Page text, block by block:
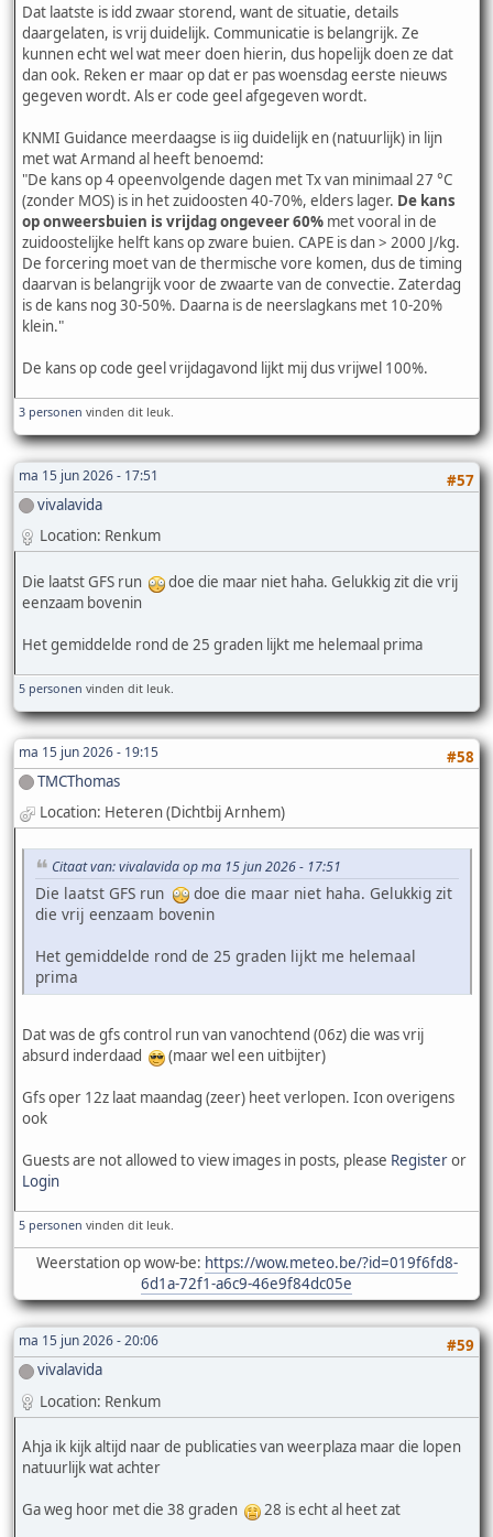
Dat laatste is idd zwaar storend, want de situatie, details
daargelaten, is vrij duidelijk. Communicatie is belangrijk. Ze
kunnen echt wel wat meer doen hierin, dus hopelijk doen ze dat
dan ook. Reken er maar op dat er pas woensdag eerste nieuws
gegeven wordt. Als er code geel afgegeven wordt.
KNMI Guidance meerdaagse is iig duidelijk en (natuurlijk) in lijn
met wat Armand al heeft benoemd:
"De kans op 4 opeenvolgende dagen met Tx van minimaal 27 °C
(zonder MOS) is in het zuidoosten 40-70%, elders lager. De kans
op onweersbuien is vrijdag ongeveer 60% met vooral in de
zuidoostelijke helft kans op zware buien. CAPE is dan > 2000 J/kg.
De forcering moet van de thermische vore komen, dus de timing
daarvan is belangrijk voor de zwaarte van de convectie. Zaterdag
is de kans nog 30-50%. Daarna is de neerslagkans met 10-20%
klein."
De kans op code geel vrijdagavond lijkt mij dus vrijwel 100%.
3 personen vinden dit leuk.
ma 15 jun 2026 - 17:51
#57
vivalavida
Location: Renkum
Die laatst GFS run
doe die maar niet haha. Gelukkig zit die vrij
eenzaam bovenin
Het gemiddelde rond de 25 graden lijkt me helemaal prima
5 personen vinden dit leuk.
ma 15 jun 2026 - 19:15
#58
TMCThomas
Location: Heteren (Dichtbij Arnhem)
Citaat van: vivalavida op ma 15 jun 2026 - 17:51
Die laatst GFS run
doe die maar niet haha. Gelukkig zit
die vrij eenzaam bovenin
Het gemiddelde rond de 25 graden lijkt me helemaal
prima
Dat was de gfs control run van vanochtend (06z) die was vrij
absurd inderdaad
(maar wel een uitbijter)
Gfs oper 12z laat maandag (zeer) heet verlopen. Icon overigens
ook
Guests are not allowed to view images in posts, please Registeror
Login
5 personen vinden dit leuk.
Weerstation op wow-be: https://wow.meteo.be/?id=019f6fd8-
6d1a-72f1-a6c9-46e9f84dc05e
ma 15 jun 2026 - 20:06
#59
vivalavida
Location: Renkum
Ahja ik kijk altijd naar de publicaties van weerplaza maar die lopen
natuurlijk wat achter
Ga weg hoor met die 38 graden 28 is echt al heet zat